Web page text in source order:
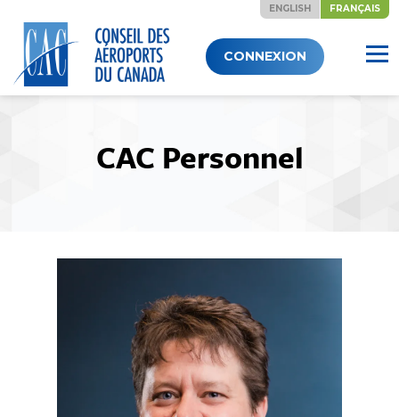
content
ENGLISH FRANÇAIS
CONNEXION
CAC Personnel